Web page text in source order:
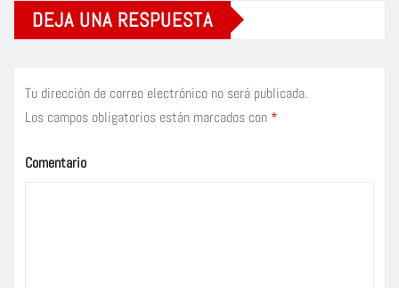
DEJA UNA RESPUESTA
Tu dirección de correo electrónico no será publicada.
Los campos obligatorios están marcados con *
Comentario